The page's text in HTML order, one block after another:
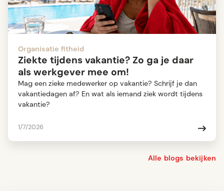
Alle blogs bekijken
Organisatie fitheid
Ziekte tijdens vakantie? Zo ga je daar
als werkgever mee om!
Mag een zieke medewerker op vakantie? Schrijf je dan
vakantiedagen af? En wat als iemand ziek wordt tijdens
vakantie?
1/7/2026